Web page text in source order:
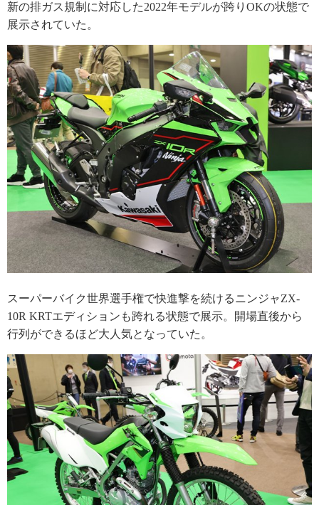
新の排ガス規制に対応した2022年モデルが跨りOKの状態で
展示されていた。
スーパーバイク世界選手権で快進撃を続けるニンジャZX-
10R KRTエディションも跨れる状態で展示。開場直後から
行列ができるほど大人気となっていた。